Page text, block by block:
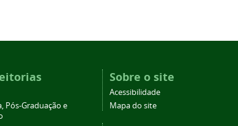
Pós-Graduação e
Sobre o site
Acessibilidade
Mapa do site